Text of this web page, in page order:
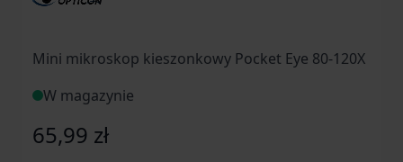
Mini mikroskop kieszonkowy Pocket Eye 80-120X
W magazynie
65,99 zł